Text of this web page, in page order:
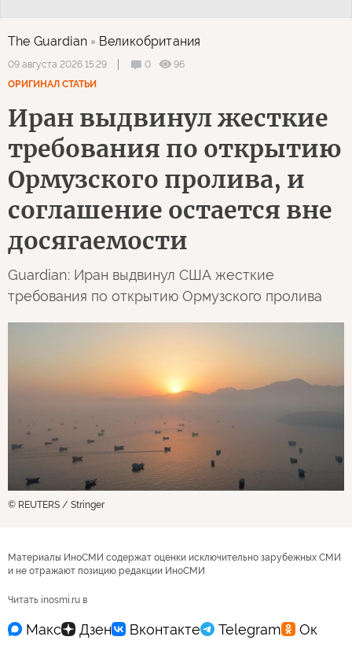
The Guardian Великобритания
09 августа 2026 15:29 0
96
ОРИГИНАЛ СТАТЬИ
Иран выдвинул жесткие
требования по открытию
Ормузского пролива, и
соглашение остается вне
досягаемости
Guardian: Иран выдвинул США жесткие
требования по открытию Ормузского пролива
© REUTERS / Stringer
Материалы ИноСМИ содержат оценки исключительно зарубежных СМИ
и не отражают позицию редакции ИноСМИ
Читать inosmi.ru в